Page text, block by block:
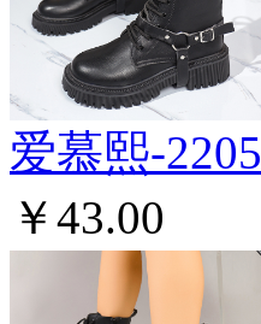
爱慕熙-2205
￥43.00